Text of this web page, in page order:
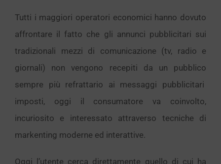
Tutti i maggiori operatori economici hanno dovuto
affrontare il fatto che gli annunci pubblicitari sui
tradizionali mezzi di comunicazione (tv, radio e
giornali) non vengono recepiti da un pubblico
sempre più refrattario ai messaggi pubblicitari
imposti, oggi il consumatore va coinvolto,
incuriosito e interessato attraverso tecniche di
markenting moderne ed interattive.
Oggi l’utente cerca direttamente quello di cui ha